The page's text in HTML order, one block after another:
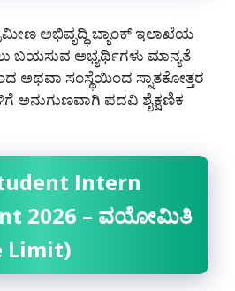
ಅಭಿವೃದ್ಧಿ ಬ್ಯಾಂಕ್ ಇಲಾಖೆಯ
ಬಯಸುವ ಅಭ್ಯರ್ಥಿಗಳು ಮಾನ್ಯತೆ
ಅಥವಾ ಸಂಸ್ಥೆಯಿಂದ ಸ್ನಾತಕೋತ್ತರ
ಅನುಗುಣವಾಗಿ ಪದವಿ ಶೈಕ್ಷಣಿಕ
Intern
2026 – ವಯೋಮಿತಿ
Limit)